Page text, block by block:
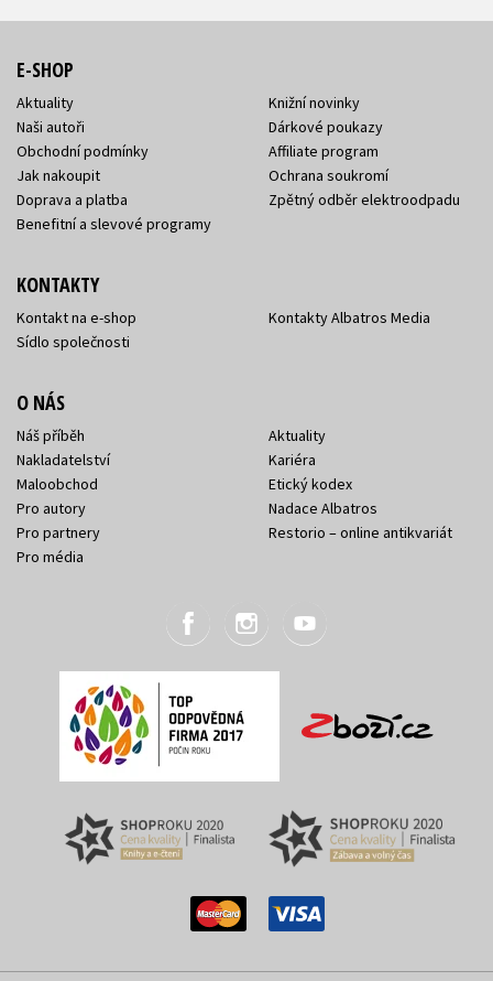
E-SHOP
Aktuality
Naši autoři
Obchodní podmínky
Jak nakoupit
Doprava a platba
Benefitní a slevové programy
Knižní novinky
Dárkové poukazy
Affiliate program
Ochrana soukromí
Zpětný odběr elektroodpadu
KONTAKTY
Kontakt na e-shop
Sídlo společnosti
Kontakty Albatros Media
O NÁS
Náš příběh
Nakladatelství
Maloobchod
Pro autory
Pro partnery
Pro média
Aktuality
Kariéra
Etický kodex
Nadace Albatros
Restorio – online antikvariát